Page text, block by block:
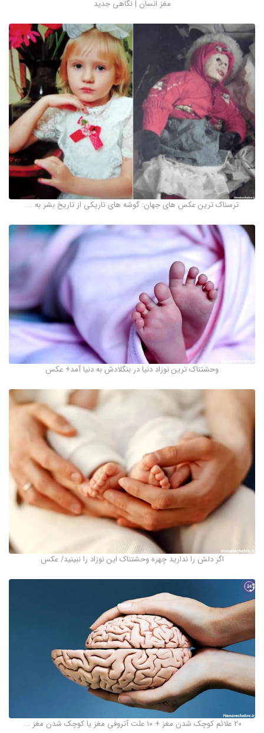
مغز انسان | نگاهی جدید
ترسناک ترین عکس های جهان: گوشه های تاریکی از تاریخ بشر به ...
وحشتناک ترین نوزاد دنیا در بنگلادش به دنیا آمد+ عکس
اگر دلش را ندارید چهره وحشتناک این نوزاد را نبینید/ عکس
۲۰ علائم کوچک شدن مغز + ۱۰ علت آتروفی مغز یا کوچک شدن مغز ...